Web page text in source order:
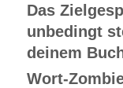
Das
unbedingt
deinem
Wort-